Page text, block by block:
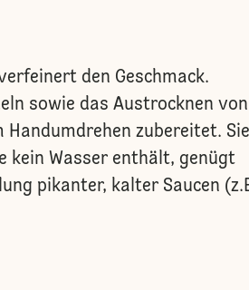
den Geschmack.
sowie das Austrocknen von
Handumdrehen zubereitet. Sie
kein Wasser enthält, genügt
pikanter, kalter Saucen